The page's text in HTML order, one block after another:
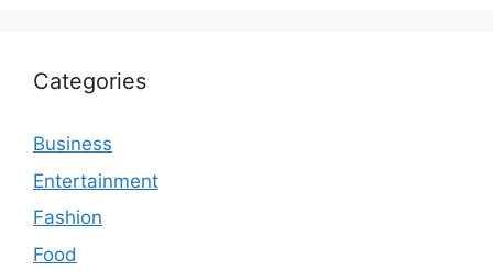
Categories
Business
Entertainment
Fashion
Food